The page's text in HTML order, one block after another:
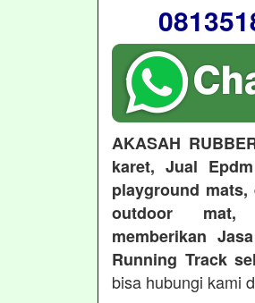
AKASAH
karet, Jual
playground
outdoor mat,
memberikan
Running Track
bisa hubungi kami